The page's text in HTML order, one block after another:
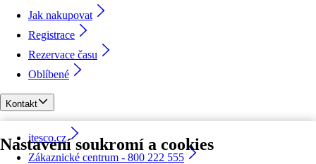
Nastavení soukromí a cookies
Jak nakupovat
Registrace
Rezervace času
Oblíbené
Kontakt
itesco.cz
Zákaznické centrum - 800 222 555